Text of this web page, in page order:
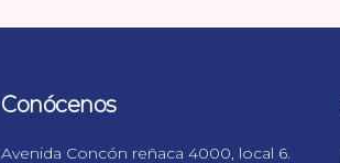
Conócenos
Avenida Concón reñaca 4000, local 6.